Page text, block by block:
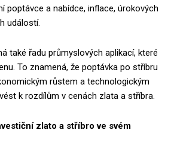
poptávce a nabídce, inflace, úrokových
událostí.
také řadu průmyslových aplikací, které
To znamená, že poptávka po stříbru
růstem a technologickým
k rozdílům v cenách zlata a stříbra.
zlato a stříbro ve svém